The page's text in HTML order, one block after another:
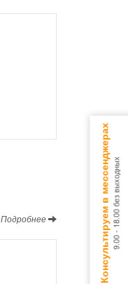
Консультируем в мессенджерах9.00 - 18.00 без выходных
Подробнее